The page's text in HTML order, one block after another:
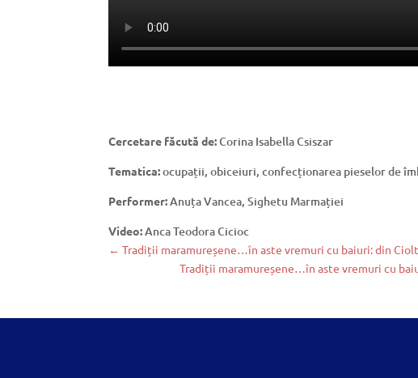
Cercetare făcută de:Corina Isabella Csiszar
Tematica:ocupații, obiceiuri, confecționarea pieselor de
Performer:Anuța Vancea, Sighetu Marmației
Video:Anca Teodora Cicioc
← Tradiții maramureșene…în aste vremuri cu baiuri: din
Tradiții maramureșene…în aste vremuri cu